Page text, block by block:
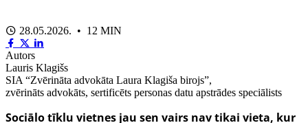
28.05.2026. • 12 MIN
Autors
Lauris Klagišs
SIA “Zvērināta advokāta Laura Klagiša birojs”,
zvērināts advokāts, sertificēts personas datu apstrādes speciālists
Sociālo tīklu vietnes jau sen vairs nav tikai vieta, kur